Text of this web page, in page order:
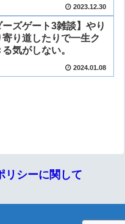
2023.12.30
ーズゲート3雑談】やり
り道したりで一生ク
気がしない。
2024.01.08
リシーに関して